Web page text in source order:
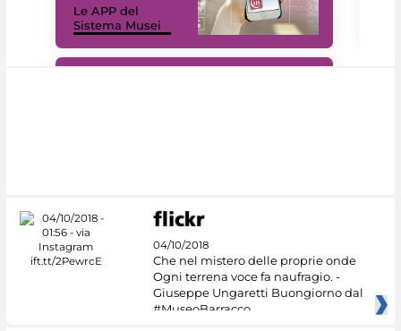
Le APP del
Sistema Musei
04/10/2018
Che nel mistero delle proprie onde
Ogni terrena voce fa naufragio. -
Giuseppe Ungaretti Buongiorno dal
#MuseoBarracco